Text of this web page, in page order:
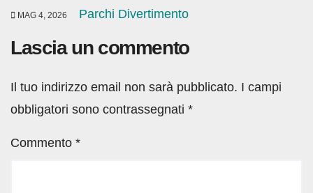
MAG 4, 2026 Parchi Divertimento
Lascia un commento
Il tuo indirizzo email non sarà pubblicato. I campi
obbligatori sono contrassegnati *
Commento *